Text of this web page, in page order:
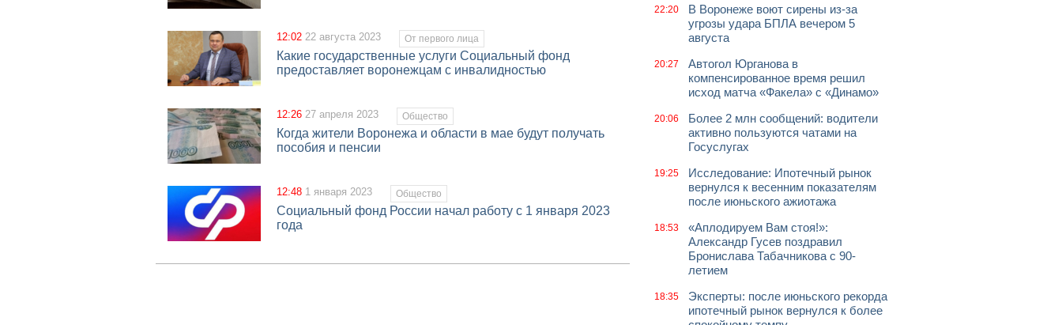
12:02 22 августа 2023 От первого лица
Какие государственные услуги Социальный фонд
предоставляет воронежцам с инвалидностью
12:26 27 апреля 2023 Общество
Когда жители Воронежа и области в мае будут получать
пособия и пенсии
12:48 1 января 2023 Общество
Социальный фонд России начал работу с 1 января 2023
года
22:20
В Воронеже воют сирены из-за
угрозы удара БПЛА вечером 5
августа
20:27
Автогол Юрганова в
компенсированное время решил
исход матча «Факела» с «Динамо»
20:06
Более 2 млн сообщений: водители
активно пользуются чатами на
Госуслугах
19:25
Исследование: Ипотечный рынок
вернулся к весенним показателям
после июньского ажиотажа
18:53
«Аплодируем Вам стоя!»:
Александр Гусев поздравил
Бронислава Табачникова с 90-
летием
18:35
Эксперты: после июньского рекорда
ипотечный рынок вернулся к более